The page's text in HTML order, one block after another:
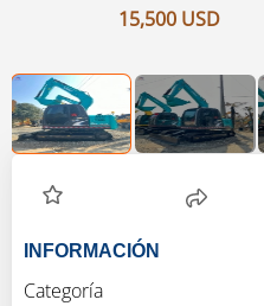
15,500 USD
INFORMACIÓN
Categoría